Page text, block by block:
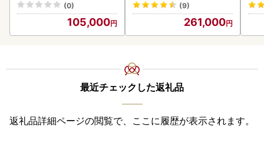
(0)
105,000
(9)
261,000
最近チェックした返礼品
返礼品詳細ページの閲覧で、ここに履歴が表示されます。